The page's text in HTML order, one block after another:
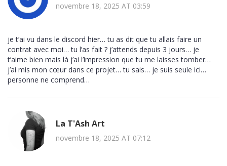
novembre 18, 2025 AT 03:59
je t’ai vu dans le discord hier… tu as dit que tu allais faire un
contrat avec moi… tu l’as fait ? j’attends depuis 3 jours… je
t’aime bien mais là j’ai l’impression que tu me laisses tomber…
j’ai mis mon cœur dans ce projet… tu sais… je suis seule ici…
personne ne comprend…
La T'Ash Art
novembre 18, 2025 AT 07:12